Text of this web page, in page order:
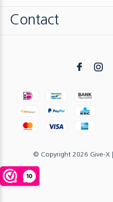
Contact
© Copyright 2026 Give-X